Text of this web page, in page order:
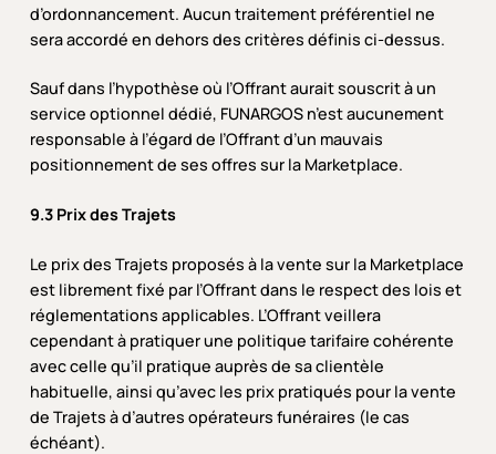
d’ordonnancement. Aucun traitement préférentiel ne
sera accordé en dehors des critères définis ci-dessus.
Sauf dans l’hypothèse où l’Offrant aurait souscrit à un
service optionnel dédié, FUNARGOS n’est aucunement
responsable à l’égard de l’Offrant d’un mauvais
positionnement de ses offres sur la Marketplace.
9.3 Prix des Trajets
Le prix des Trajets proposés à la vente sur la Marketplace
est librement fixé par l’Offrant dans le respect des lois et
réglementations applicables. L’Offrant veillera
cependant à pratiquer une politique tarifaire cohérente
avec celle qu’il pratique auprès de sa clientèle
habituelle, ainsi qu’avec les prix pratiqués pour la vente
de Trajets à d’autres opérateurs funéraires (le cas
échéant).